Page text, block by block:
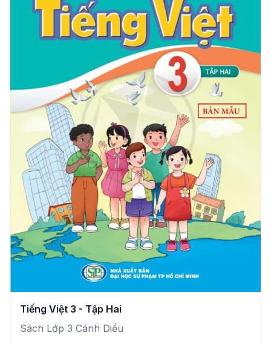
Tiếng Việt 3 - Tập Hai
Sách Lớp 3 Cánh Diều